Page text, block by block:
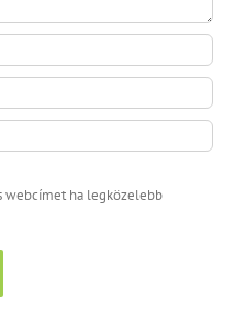
webcímet ha legközelebb